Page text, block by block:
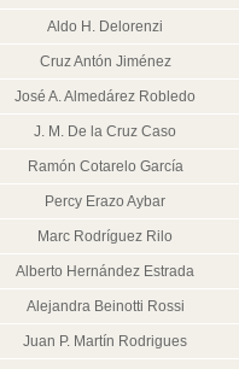
Aldo H. Delorenzi
Cruz Antón Jiménez
José A. Almedárez Robledo
J. M. De la Cruz Caso
Ramón Cotarelo García
Percy Erazo Aybar
Marc Rodríguez Rilo
Alberto Hernández Estrada
Alejandra Beinotti Rossi
Juan P. Martín Rodrigues